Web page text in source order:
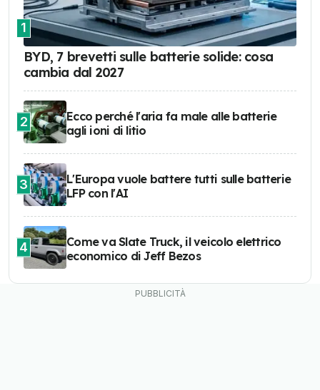
1
BYD, 7 brevetti sulle batterie solide: cosa
cambia dal 2027
2
Ecco perché l'aria fa male alle batterie
agli ioni di litio
3
L'Europa vuole battere tutti sulle batterie
LFP con l'AI
4
Come va Slate Truck, il veicolo elettrico
economico di Jeff Bezos